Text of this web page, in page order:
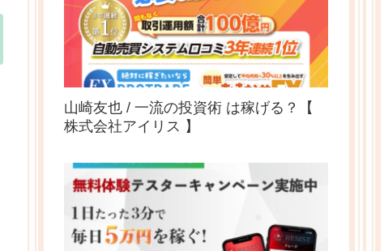
山崎友也 / 一流の投資術 は稼げる？【
株式会社アイリス 】